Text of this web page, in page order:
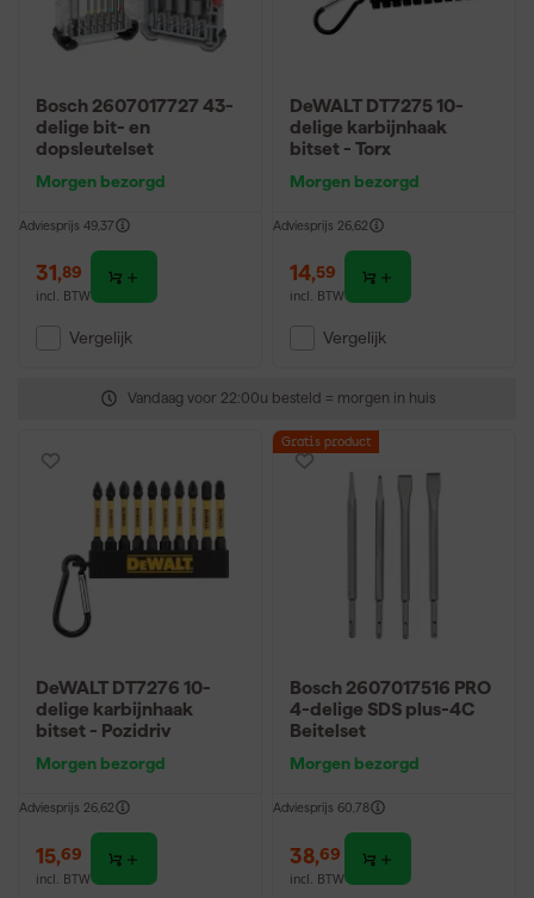
Vandaag voor 22:00u besteld = morgen in huis
Bosch 2607017727 43-
delige bit- en
dopsleutelset
Morgen bezorgd
Adviesprijs 49,37
31,89
incl. BTW
Vergelijk
DeWALT DT7275 10-
delige karbijnhaak
bitset - Torx
Morgen bezorgd
Adviesprijs 26,62
14,59
incl. BTW
Vergelijk
DeWALT DT7276 10-
delige karbijnhaak
bitset - Pozidriv
Morgen bezorgd
Adviesprijs 26,62
15,69
incl. BTW
Gratis product
Bosch 2607017516 PRO
4-delige SDS plus-4C
Beitelset
Morgen bezorgd
Adviesprijs 60,78
38,69
incl. BTW